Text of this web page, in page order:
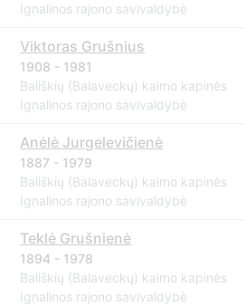
Ignalinos rajono savivaldybė
Viktoras Grušnius
1908 - 1981
Bališkių (Balaveckų) kaimo kapinės
Ignalinos rajono savivaldybė
Anėlė Jurgelevičienė
1887 - 1979
Bališkių (Balaveckų) kaimo kapinės
Ignalinos rajono savivaldybė
Teklė Grušnienė
1894 - 1978
Bališkių (Balaveckų) kaimo kapinės
Ignalinos rajono savivaldybė